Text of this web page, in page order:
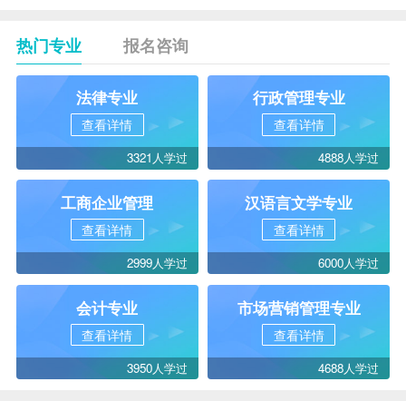
热门专业 报名咨询
法律专业
查看详情
3321人学过
行政管理专业
查看详情
4888人学过
工商企业管理
查看详情
2999人学过
汉语言文学专业
查看详情
6000人学过
会计专业
查看详情
3950人学过
市场营销管理专业
查看详情
4688人学过